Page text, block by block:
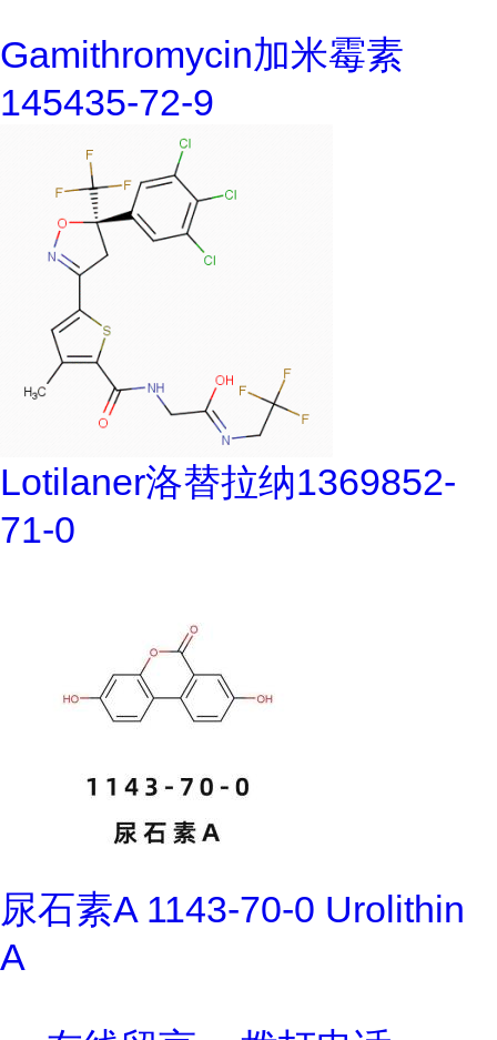
Gamithromycin加米霉素
145435-72-9
Lotilaner洛替拉纳1369852-
71-0
尿石素A 1143-70-0 Urolithin
A